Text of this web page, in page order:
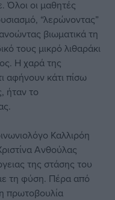
Όλοι οι μαθητές
“λερώνοντας”
βιωματικά τη
τους μικρό λιθαράκι
Η χαρά της
αφήνουν κάτι πίσω
ήταν το
Καλλιρόη
Ανθούλας
της στάσης του
τη φύση. Πέρα από
πρωτοβουλία